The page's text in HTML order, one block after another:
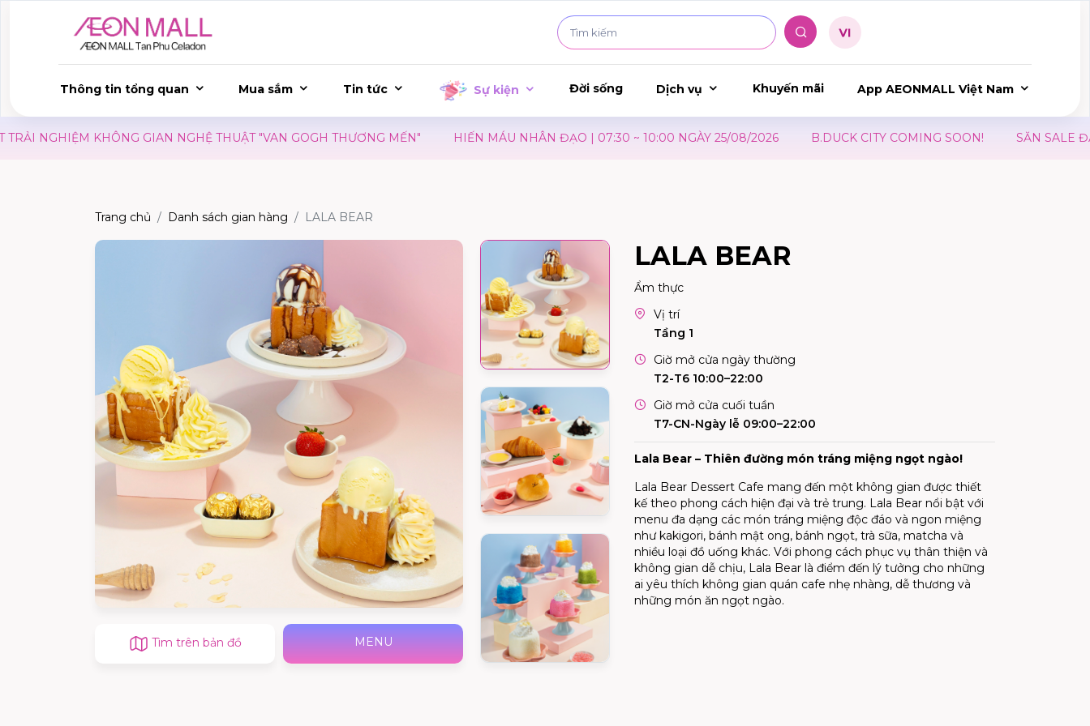
Thông tin tổng quan Mua sắm Tin tức Sự kiện Đời sống Dịch vụ Khuyến mãi App AEONMALL Việt Nam
KHÔNG GIAN NGHỆ THUẬT "VAN GOGH THƯƠNG MẾN" HIẾN MÁU NHÂN ĐẠO | 07:30 ~ 10:00 NGÀY 25/08/2026 B.DUCK CITY COMING SOON! SĂN SALE ĐẠI LỄ –
Trang chủ Danh sách gian hàng LALA BEAR
Tìm trên bản đồ MENU
LALA BEAR
Ẩm thực
Vị trí
Tầng 1
Giờ mở cửa ngày thường
T2-T6 10:00–22:00
Giờ mở cửa cuối tuần
T7-CN-Ngày lễ 09:00–22:00
Lala Bear – Thiên đường món tráng miệng ngọt ngào!
Lala Bear Dessert Cafe mang đến một không gian được thiết
kế theo phong cách hiện đại và trẻ trung. Lala Bear nổi bật với
menu đa dạng các món tráng miệng độc đáo và ngon miệng
như kakigori, bánh mật ong, bánh ngọt, trà sữa, matcha và
nhiều loại đồ uống khác. Với phong cách phục vụ thân thiện và
không gian dễ chịu, Lala Bear là điểm đến lý tưởng cho những
ai yêu thích không gian quán cafe nhẹ nhàng, dễ thương và
những món ăn ngọt ngào.